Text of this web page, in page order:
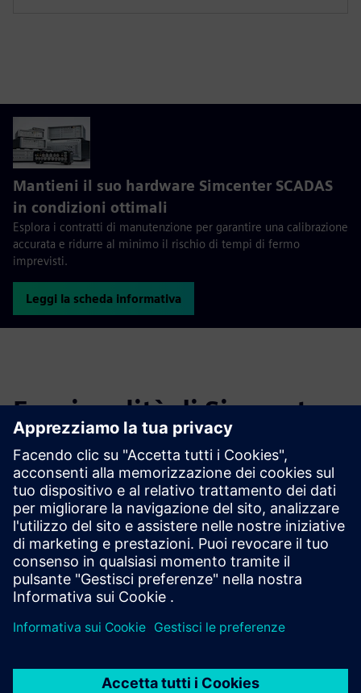
Mantieni il suo hardware Simcenter SCADAS
in condizioni ottimali
Esplora i contratti di manutenzione per garantire una calibrazione
accurata e ridurre al minimo il rischio di tempi di fermo
imprevisti.
Leggi la scheda informativa
Funzionalità di Simcenter
SCADAS
Test multifisici
Sistemi di acquisizione dati